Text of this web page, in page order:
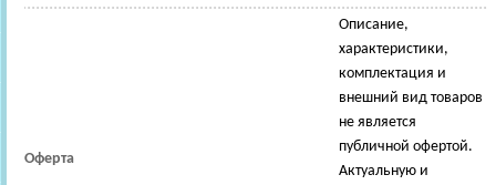
Оферта
Описание,
характеристики,
комплектация и
внешний вид товаров
не является
публичной офертой.
Актуальную и